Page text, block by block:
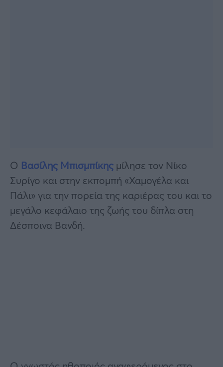
Ο Βασίλης Μπισμπίκης μίλησε τον Νίκο
Συρίγο και στην εκπομπή «Χαμογέλα και
Πάλι» για την πορεία της καριέρας του και το
μεγάλο κεφάλαιο της ζωής του δίπλα στη
Δέσποινα Βανδή.